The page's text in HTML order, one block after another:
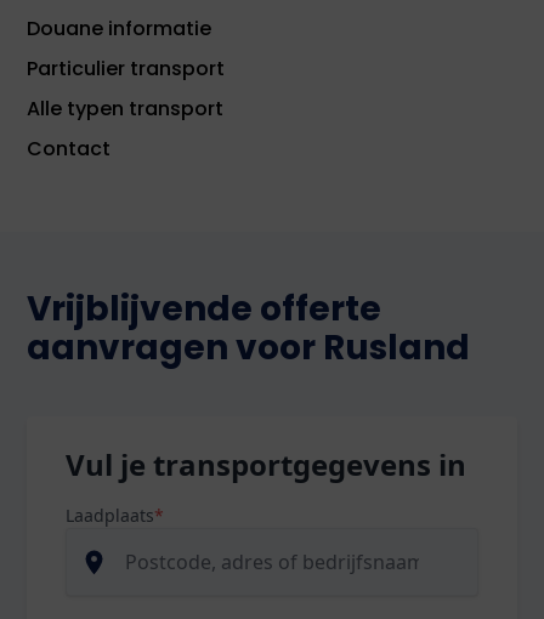
Douane informatie
Particulier transport
Alle typen transport
Contact
Vrijblijvende offerte
aanvragen voor Rusland